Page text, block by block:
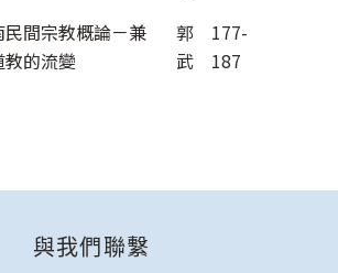
民間宗教概論－兼
的流變
郭
武
177-
187
與我們聯繫